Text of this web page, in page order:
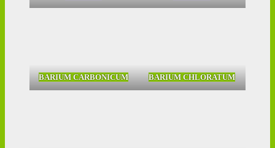
BARIUM CARBONICUM BARIUM CHLORATUM